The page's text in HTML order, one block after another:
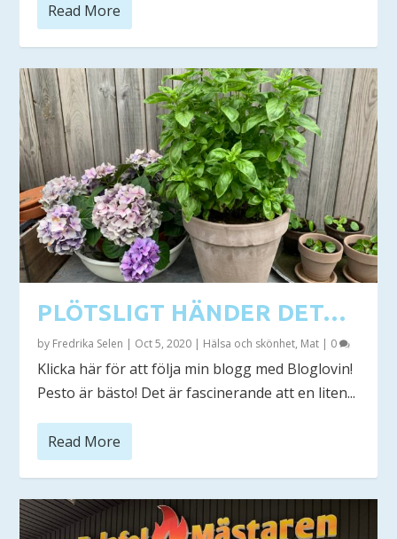
Read More
PLÖTSLIGT HÄNDER DET…
by Fredrika Selen | Oct 5, 2020 | Hälsa och skönhet, Mat | 0
Klicka här för att följa min blogg med Bloglovin!
Pesto är bästo! Det är fascinerande att en liten...
Read More